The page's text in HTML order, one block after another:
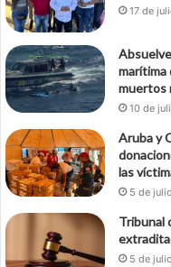
17 de
marítima
muertos
10 de
Aruba y
las
5 de
Tribunal
5 de